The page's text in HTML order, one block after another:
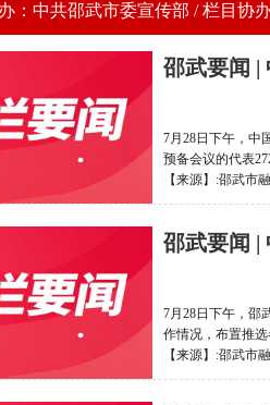
：中共邵武市委宣传部 / 栏目协
邵武要闻 |
7月28日下午，中
预备会议的代表
【来源】:邵武市
邵武要闻 |
7月28日下午，邵
作情况，布置推
【来源】:邵武市